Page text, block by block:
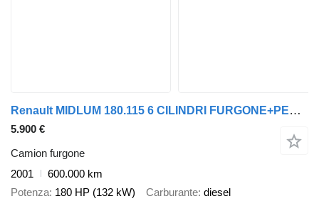
Renault MIDLUM 180.115 6 CILINDRI FURGONE+PEDANA ANTEO 1,5 TON,REVISIONE
5.900 €
Camion furgone
2001
600.000 km
Potenza 180 HP (132 kW) Carburante diesel